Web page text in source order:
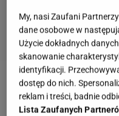
Zobacz wideo
niż borowiki.
My, nasi Zaufani
dane osobowe w
Użycie dokładnych
skanowanie
identyfikacji.
dostęp do nich.
reklam i treści, badnie
Lista Zaufanych